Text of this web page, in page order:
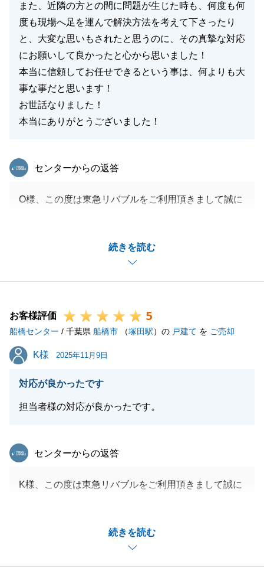
また、近隣の方との間に問題が生じた時も、何度も何
度も現場へ足を運んで解決方法を考えて下さったり
と、大変な思いもされたと思うのに、その真摯な対応
にお願いして良かったと心から思いました！
本当に信頼してお任せできるという事は、何よりも大
事な事だと思います！
お世話なりました！
本当にありがとうございました！
続きを読む
東急リバブル
センターからの返答
O様、この度は東急リバブルをご利用頂きまして誠に
時にはO様に励まして頂き、私自身大変助けられまし
また機会がありましたら是非ご連絡くださいませ。
お客様評価 5
船橋センター / 千葉県 船橋市 （塚田駅）の 戸建て を ご売却
K様
K様 2025年11月9日
対応が良かったです
担当者様の対応が良かったです。
続きを読む
東急リバブル
センターからの返答
K様、この度は東急リバブルをご利用頂きまして誠に
不動産の事でまた何かございましたらいつでもご連絡
くださいませ。